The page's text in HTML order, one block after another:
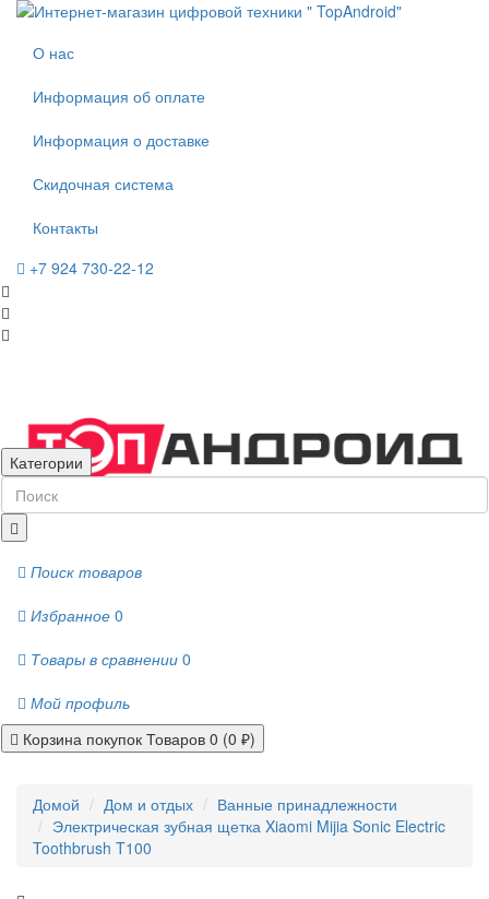
О нас
Информация об оплате
Информация о доставке
Скидочная система
Контакты
+7 924 730-22-12
Категории
Поиск товаров
Избранное 0
Товары в сравнении 0
Мой профиль
Корзина покупок Товаров 0 (0 ₽)
Домой Дом и отдых
Ванные принадлежности
Электрическая зубная щетка Xiaomi Mijia Sonic Electric
Toothbrush T100